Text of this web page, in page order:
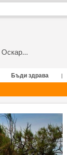
Оскар...
Бъди здрава |